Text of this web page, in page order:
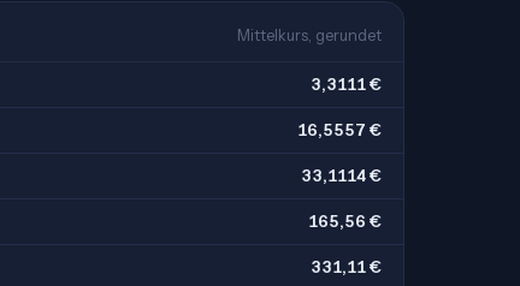
Mittelkurs, gerundet
3,3111 €
16,5557 €
33,1114 €
165,56 €
331,11 €